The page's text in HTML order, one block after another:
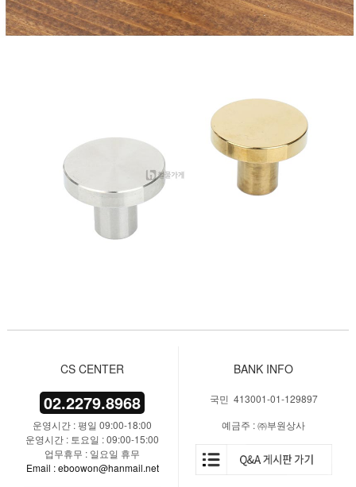
CS CENTER
02.2279.8968
운영시간 : 평일 09:00-18:00
운영시간 : 토요일 : 09:00-15:00
업무휴무 : 일요일 휴무
Email : eboowon@hanmail.net
BANK INFO
국민 413001-01-129897
예금주 : ㈜부원상사